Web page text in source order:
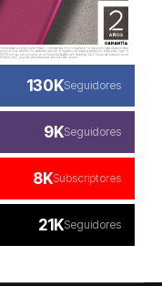
130KSeguidores
9KSeguidores
8KSubscriptores
21KSeguidores